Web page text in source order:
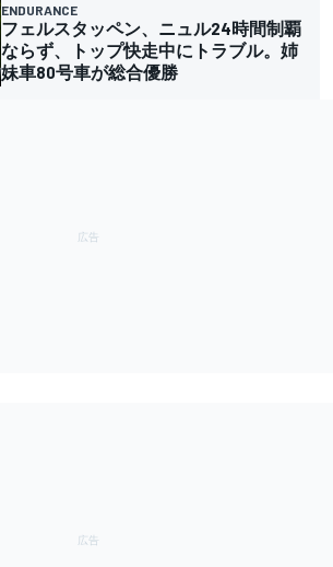
ENDURANCE
フェルスタッペン、ニュル24時間制覇
ならず、トップ快走中にトラブル。姉
妹車80号車が総合優勝